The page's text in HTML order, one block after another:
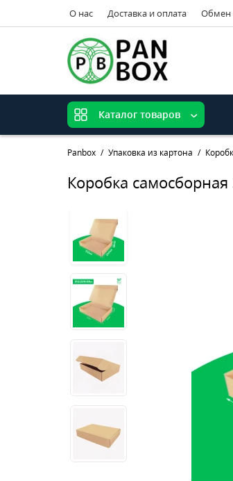
О нас Доставка и оплата Обмен
Каталог товаров
Panbox Упаковка из картона
Коробка